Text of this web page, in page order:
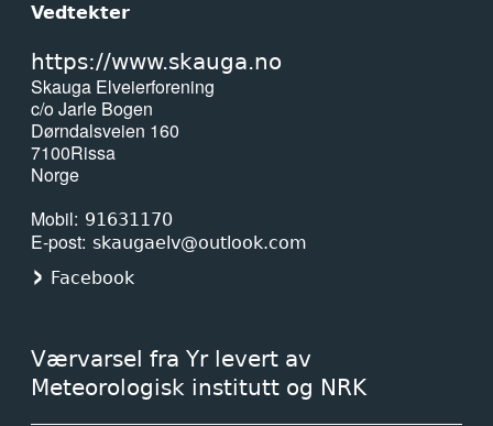
Vedtekter
https://www.skauga.no
Skauga Elveierforening
c/o Jarle Bogen
Dørndalsveien 160
7100Rissa
Norge
Mobil
91631170
E-post skaugaelv@outlook.com
Facebook
Værvarsel fra Yr levert av
Meteorologisk institutt og NRK